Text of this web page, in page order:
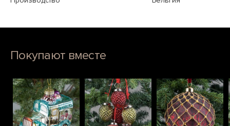
Покупают вместе